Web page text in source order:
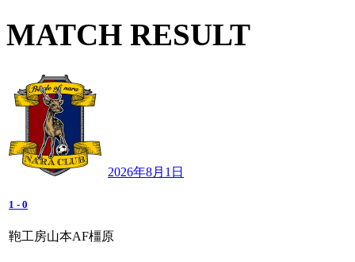
MATCH RESULT
2026年8月1日
1 - 0
鞄工房山本AF橿原